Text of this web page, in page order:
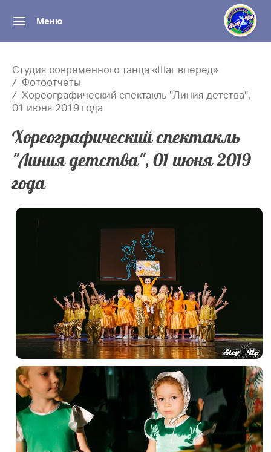
Меню
Студия современного танца «Шаг вперед»
Фотоотчеты
Хореографический спектакль "Линия детства",
01 июня 2019 года
Хореографический спектакль
"Линия детства", 01 июня 2019
года